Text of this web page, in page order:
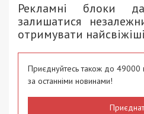
Рекламні блоки
залишатися
отримувати
Приєднуйтесь також до 49000
за останніми новинами!